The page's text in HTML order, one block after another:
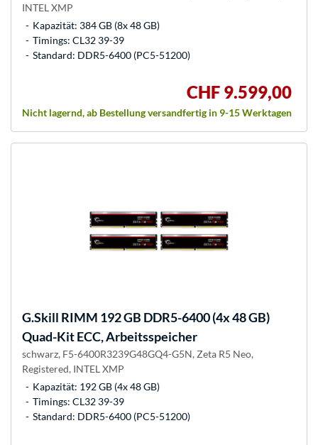
INTEL XMP
Kapazität: 384 GB (8x 48 GB)
Timings: CL32 39-39
Standard: DDR5-6400 (PC5-51200)
CHF 9.599,00
Nicht lagernd, ab Bestellung versandfertig in 9-15 Werktagen
G.Skill RIMM 192 GB DDR5-6400 (4x 48 GB)
Quad-Kit ECC, Arbeitsspeicher
schwarz, F5-6400R3239G48GQ4-G5N, Zeta R5 Neo,
Registered, INTEL XMP
Kapazität: 192 GB (4x 48 GB)
Timings: CL32 39-39
Standard: DDR5-6400 (PC5-51200)